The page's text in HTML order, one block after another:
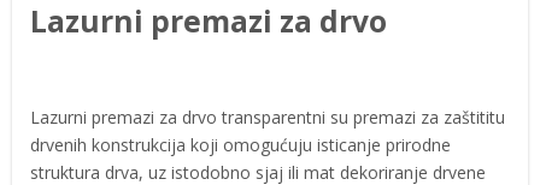
Lazurni premazi za drvo
Lazurni premazi za drvo transparentni su premazi za zaštititu
drvenih konstrukcija koji omogućuju isticanje prirodne
struktura drva, uz istodobno sjaj ili mat dekoriranje drvene